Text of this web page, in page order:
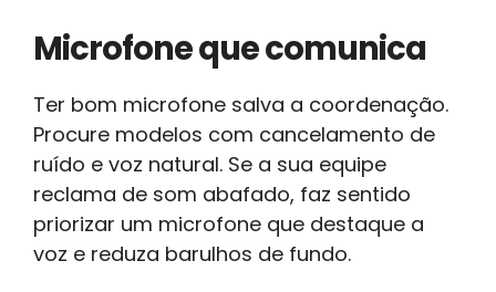
Microfone que comunica
Ter bom microfone salva a coordenação.
Procure modelos com cancelamento de
ruído e voz natural. Se a sua equipe
reclama de som abafado, faz sentido
priorizar um microfone que destaque a
voz e reduza barulhos de fundo.